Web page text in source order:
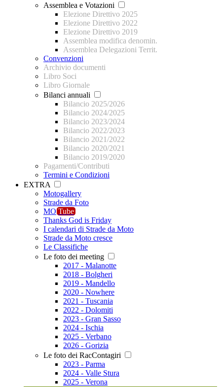
Assemblea e Votazioni
Elezione Direttivo 2025
Elezione Direttivo 2022
Elezione Direttivo 2019
Assemblea modifica denomin.
Assemblea Delegazioni Territ.
Convenzioni
Archivio documenti
Libro Soci
Libro Giornale
Bilanci annuali
Bilancio 2025/2026
Bilancio 2024/2025
Bilancio 2023/2024
Bilancio 2022/2023
Bilancio 2021/2022
Bilancio 2020/2021
Bilancio 2019/2020
Pagamenti/Contributi
Termini e Condizioni
EXTRA
Motogallery
Strade da Foto
MO Tube
Thanks God is Friday
I calendari di Strade da Moto
Strade da Moto cresce
Le Classifiche
Le foto dei meeting
2017 - Malanotte
2018 - Bolgheri
2019 - Mandello
2020 - Nowhere
2021 - Tuscania
2022 - Dolomiti
2023 - Gran Sasso
2024 - Ischia
2025 - Verbano
2026 - Gorizia
Le foto dei RacContagiri
2023 - Parma
2024 - Valle Stura
2025 - Verona